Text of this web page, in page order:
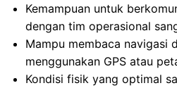
Kemampuan untuk
dengan tim operasional
Mampu membaca navigasi
menggunakan GPS atau
Kondisi fisik yang optimal